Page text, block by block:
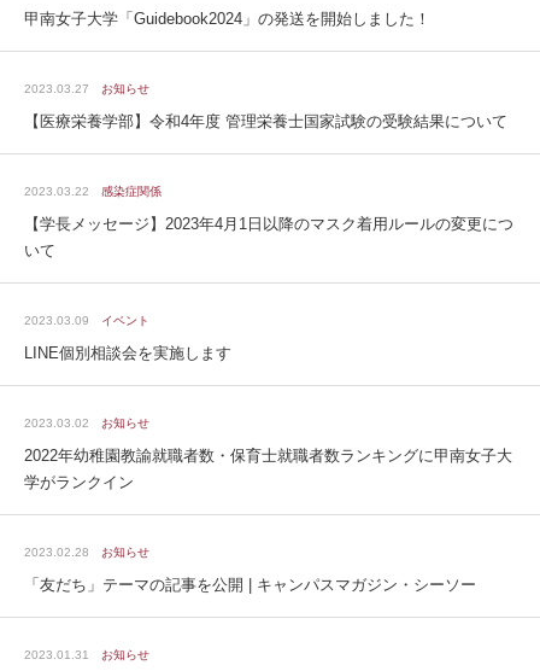
甲南女子大学「Guidebook2024」の発送を開始しました！
2023.03.27 お知らせ
【医療栄養学部】令和4年度 管理栄養士国家試験の受験結果について
2023.03.22 感染症関係
【学長メッセージ】2023年4月1日以降のマスク着用ルールの変更につ
いて
2023.03.09 イベント
LINE個別相談会を実施します
2023.03.02 お知らせ
2022年幼稚園教諭就職者数・保育士就職者数ランキングに甲南女子大
学がランクイン
2023.02.28 お知らせ
「友だち」テーマの記事を公開 | キャンパスマガジン・シーソー
2023.01.31 お知らせ